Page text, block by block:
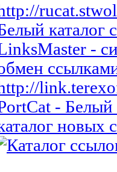
каталог
-
- Белый
новых